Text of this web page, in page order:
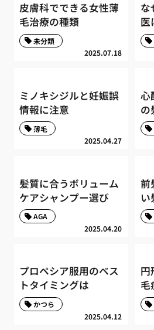
皮膚科でできる女性薄
毛治療の種類
2025.07.18
未分類
な
医
ミノキシジルと妊娠誤
情報に注意
2025.04.27
薄毛
心
の
髪質に合うボリューム
ケアシャンプー選び
2025.04.20
AGA
前
い
プロペシア服用のベス
トタイミングは
2025.04.12
かつら
円
毛